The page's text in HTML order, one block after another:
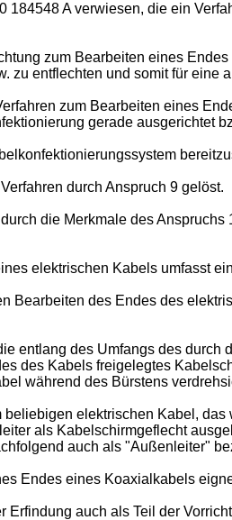
184548 Averwiesen, die ein
zum Bearbeiten eines
entflechten und somit für eine
zum Bearbeiten eines
gerade ausgerichtet
durch Anspruch 9 gelöst.
die Merkmale des
elektrischen Kabels umfasst
Bearbeiten des Endes des
entlang des Umfangs des
des Kabels freigelegtes
während des Bürstens
elektrischen Kabel,
als Kabelschirmgeflecht
auch als "Außenleiter"
Endes eines Koaxialkabels
auch als Teil der